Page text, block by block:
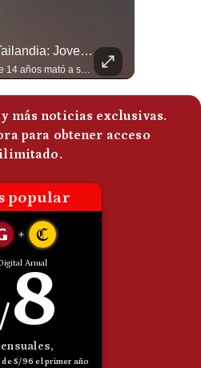
Tragedia En Tailandia: Joven De 14 Años Ataca A Su Familia Y Colegio | Gestión Mundo
Un adolescente de 14 años mató a sus abuelos y luego atacó su colegio de secundaria en Tailandia, dejando cinco fallecidos adicionales y más de 30 heridos antes de quitarse la vida. Según las autoridades y el primer ministro Anutin Charnvirakul, el hecho habría sido motivado por estrés académico extremo. El suceso reabre el debate sobre la alta posesión de armas de fuego en el país asiático. #Tailandia #Noticias #UltimaHora #NoticiasInternacionales #Shorts 👉 Suscríbete y activa la campana para no perderte nuestro análisis diario. 🌎 Síguenos en nuestras redes sociales: 📌 Web oficial: https://gestion.pe/mundo/ 📌 LinkedIn: http://bit.ly/3HYIET0 📌 X (Twitter): http://bit.ly/4noZtX9 📌 TikTok: http://bit.ly/4evB6TO